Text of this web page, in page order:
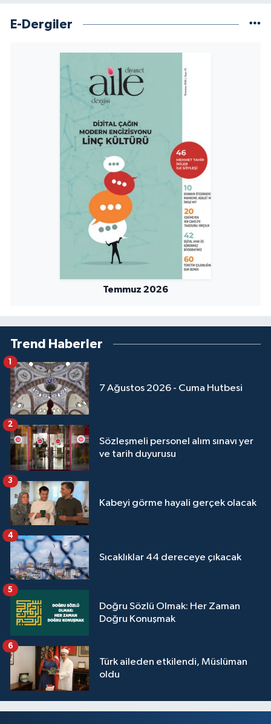
E-Dergiler
Temmuz 2026
Trend Haberler
7 Ağustos 2026 - Cuma Hutbesi
1
Sözleşmeli personel alım sınavı yer
ve tarih duyurusu
2
Kabeyi görme hayali gerçek olacak
3
Sıcaklıklar 44 dereceye çıkacak
4
Doğru Sözlü Olmak: Her Zaman
Doğru Konuşmak
5
Türk aileden etkilendi, Müslüman
oldu
6